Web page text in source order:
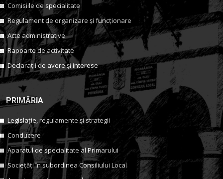
Comisiile de specialitate
Regulament de organizare și funcționare
Acte administrative
Rapoarte de activitate
Declarații de avere și interese
PRIMĂRIA
Legislație, regulamente și strategii
Conducere
Aparatul de specialitate al Primarului
Sociețăți în subordinea Consiliului Local